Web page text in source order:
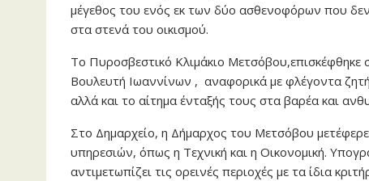
μέγεθος του ενός εκ των δύο ασθενοφόρων που
στα στενά του οικισμού.
Το Πυροσβεστικό Κλιμάκιο
Βουλευτή Ιωαννίνων , αναφορικά με φλέγοντα
αλλά και το αίτημα ένταξής τους στα βαρέα και
Στο Δημαρχείο, η Δήμαρχος του Μετσόβου
υπηρεσιών, όπως η Τεχνική και η Οικονομική.
αντιμετωπίζει τις ορεινές περιοχές με τα ίδια